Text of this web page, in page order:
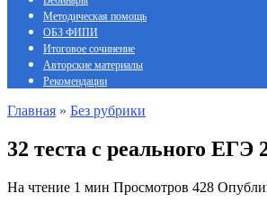
Методическая помощь
ОБЗ ФИПИ
Итоговое сочинение
Авторские материалы
Рекомендации
Главная » Без рубрики
32 теста с реального ЕГЭ
На чтение 1 мин Просмотров 428